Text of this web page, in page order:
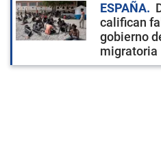
ESPAÑA
califican
gobierno
migratoria